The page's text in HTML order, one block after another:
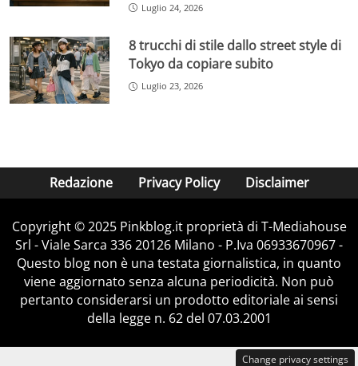
Luglio 24, 2026
8 trucchi di stile dallo street style di
Tokyo da copiare subito
Luglio 23, 2026
Redazione Privacy Policy Disclaimer
Copyright © 2025 Pinkblog.it proprietà di T-Mediahouse
Srl - Viale Sarca 336 20126 Milano - P.Iva 06933670967 -
Questo blog non è una testata giornalistica, in quanto
viene aggiornato senza alcuna periodicità. Non può
pertanto considerarsi un prodotto editoriale ai sensi
della legge n. 62 del 07.03.2001
Change privacy settings